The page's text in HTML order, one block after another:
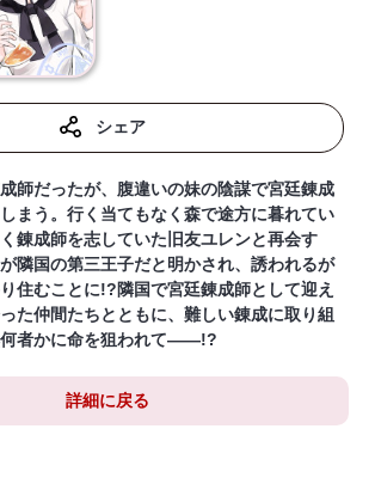
シェア
師だったが、腹違いの妹の陰謀で宮廷錬成
まう。行く当てもなく森で途方に暮れてい
錬成師を志していた旧友ユレンと再会す
隣国の第三王子だと明かされ、誘われるが
住むことに!?隣国で宮廷錬成師として迎え
た仲間たちとともに、難しい錬成に取り組
何者かに命を狙われて――!?
詳細に戻る